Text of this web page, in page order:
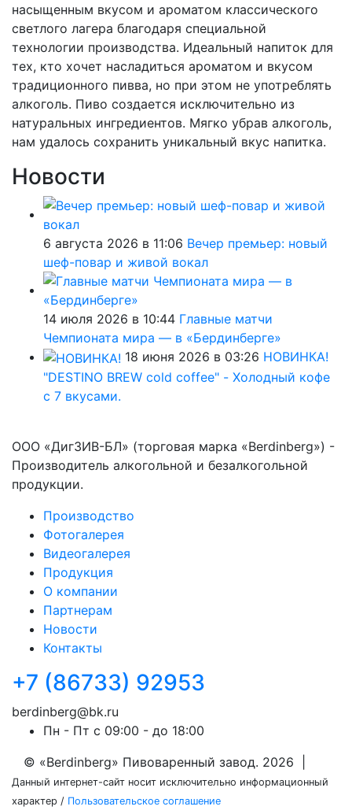
насыщенным вкусом и ароматом классического
светлого лагера благодаря специальной
технологии производства. Идеальный напиток для
тех, кто хочет насладиться ароматом и вкусом
традиционного пивва, но при этом не употреблять
алкоголь. Пиво создается исключительно из
натуральных ингредиентов. Мягко убрав алкоголь,
нам удалось сохранить уникальный вкус напитка.
Новости
6 августа 2026 в 11:06 Вечер премьер: новый
шеф-повар и живой вокал
14 июля 2026 в 10:44 Главные матчи
Чемпионата мира — в «Бердинберге»
18 июня 2026 в 03:26 НОВИНКА!
"DESTINO BREW cold coffee" - Холодный кофе
с 7 вкусами.
ООО «ДигЗИВ-БЛ» (торговая марка «Berdinberg») -
Производитель алкогольной и безалкогольной
продукции.
Производство
Фотогалерея
Видеогалерея
Продукция
О компании
Партнерам
Новости
Контакты
+7 (86733) 92953
berdinberg@bk.ru
Пн - Пт с 09:00 - до 18:00
© «Berdinberg» Пивоваренный завод. 2026 |
Данный интернет-сайт носит исключительно информационный
характер / Пользовательское соглашение